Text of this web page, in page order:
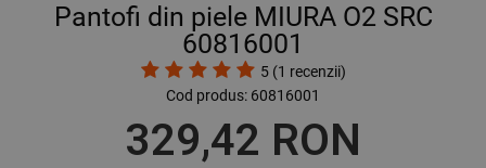
Pantofi din piele MIURA O2 SRC
60816001
5 (1 recenzii)
Cod produs: 60816001
329,42 RON